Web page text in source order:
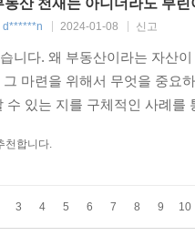
d******n 2024-01-08 신고
니다. 왜 부동산이라는 자산
그 마련을 위해서 무엇을 중요
수 있는 지를 구체적인 사례
천합니다.
3 4 5 6 7 8 9 10